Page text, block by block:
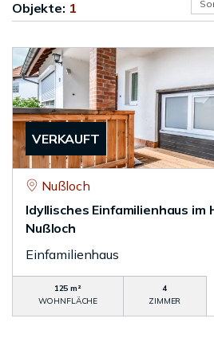
Objekte: 1
VERKAUFT
Nußloch
Idyllisches Einfamilienhaus im
Nußloch
Einfamilienhaus
125 m²
WOHNFLÄCHE
4
ZIMMER